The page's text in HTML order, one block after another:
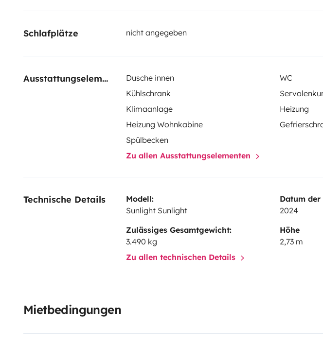
Jeudi: de 09:00 à 17:00
Dimanche: fermé
Schlafplätze nicht angegeben
Ausstattungselemente Dusche innen
WC
Kühlschrank
Klimaanlage
Heizung
Heizung Wohnkabine
Spülbecken
Zu allen Ausstattungselementen
Technische Details
Modell:
Sunlight Sunlight
Datum der
2024
Zulässiges Gesamtgewicht:
3.490 kg
Höhe
2,73 m
Zu allen technischen Details
Mietbedingungen